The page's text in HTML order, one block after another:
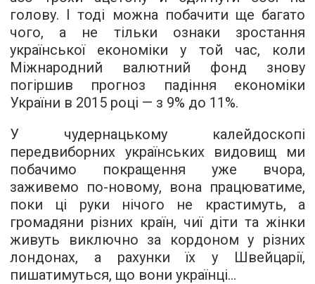
голову. І тоді можна побачити ще багато
чого, а не тільки ознаки зростання
української економіки у той час, коли
Міжнародний валютний фонд знову
погіршив прогноз падіння економіки
України в 2015 році — з 9% до 11%.
У чудернацькому калейдоскопі
передвиборних українських видовищ ми
побачимо покращення уже вчора,
заживемо по-новому, вона працюватиме,
поки ці руки нічого не крастимуть, а
громадяни різних країн, чиї діти та жінки
живуть виключно за кордоном у різних
лондонах, а рахунки їх у Швейцарії,
пишатимуться, що вони українці...